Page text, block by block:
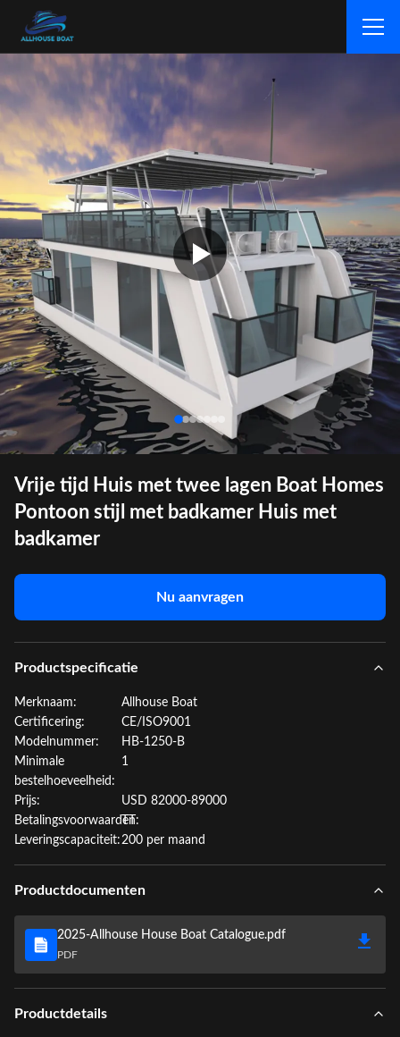
Vrije tijd Huis met twee lagen Boat Homes
Pontoon stijl met badkamer Huis met
badkamer
Nu aanvragen
Productspecificatie
Merknaam:
Allhouse Boat
Certificering:
CE/ISO9001
Modelnummer:
HB-1250-B
Minimale
bestelhoeveelheid:
1
Prijs:
USD 82000-89000
Betalingsvoorwaarden:
TT
Leveringscapaciteit:200 per maand
Productdocumenten
2025-Allhouse House Boat Catalogue.pdf
PDF
Productdetails